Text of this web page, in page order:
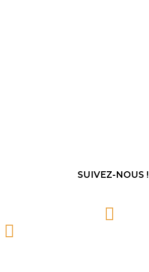
SUIVEZ-NOUS !